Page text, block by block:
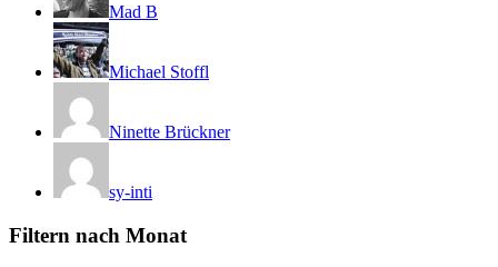
Mad B
Michael Stoffl
Ninette Brückner
sy-inti
Filtern nach Monat